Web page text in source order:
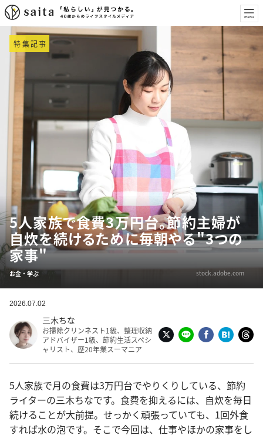
特集記事
5人家族で食費3万円台。節約主婦が
自炊を続けるために毎朝やる"3つの
家事"
お金・学ぶ stock.adobe.com
2026.07.02
三木ちな
お掃除クリンネスト1級、整理収納
アドバイザー1級、節約生活スペシ
ャリスト、歴20年業スーマニア
5人家族で月の食費は3万円台でやりくりしている、節約
ライターの三木ちなです。食費を抑えるには、自炊を毎日
続けることが大前提。せっかく頑張っていても、1回外食
すれば水の泡です。そこで今回は、仕事やほかの家事をし